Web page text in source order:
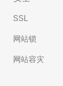
SSL
网站锁
网站容灾